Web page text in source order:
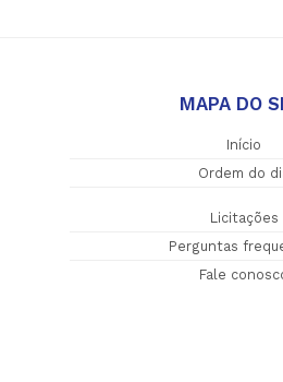
MAPA DO
Início
Ordem do
Licitações
Perguntas
Fale